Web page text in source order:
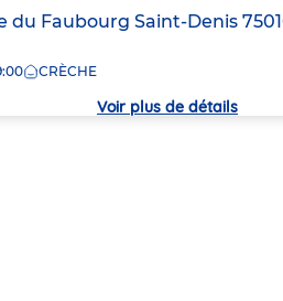
du Faubourg Saint-Denis
CRÈCHE
Voir plus de détails